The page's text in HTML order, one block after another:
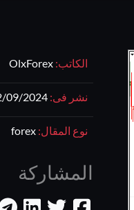
الكاتب: OlxForex
نشر فى: 2024 17:09 PM
نوع المقال: forex
المشاركة